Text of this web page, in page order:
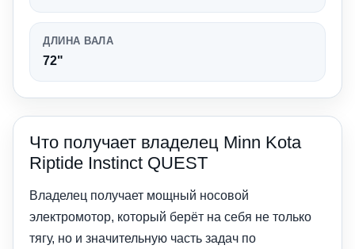
ДЛИНА ВАЛА
72"
Что получает владелец Minn Kota
Riptide Instinct QUEST
Владелец получает мощный носовой
электромотор, который берёт на себя не только
тягу, но и значительную часть задач по